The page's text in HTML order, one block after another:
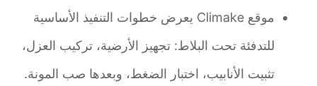
موقع Climake يعرض خطوات التنفيذ الأساسية
للتدفئة تحت البلاط: تجهيز الأرضية، تركيب العزل،
تثبيت الأنابيب، اختبار الضغط، وبعدها صب المونة.